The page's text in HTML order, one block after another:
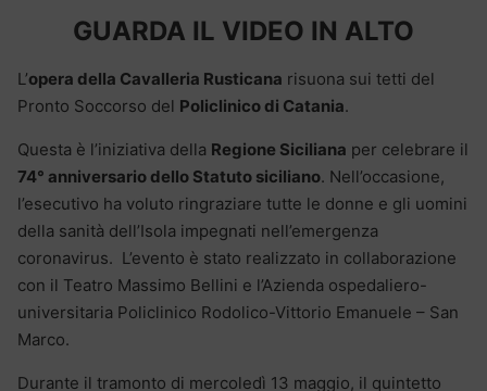
GUARDA IL VIDEO IN ALTO
L’opera della Cavalleria Rusticana risuona sui tetti del
Pronto Soccorso del Policlinico di Catania.
Questa è l’iniziativa della Regione Siciliana per celebrare il
74° anniversario dello Statuto siciliano. Nell’occasione,
l’esecutivo ha voluto ringraziare tutte le donne e gli uomini
della sanità dell’Isola impegnati nell’emergenza
coronavirus. L’evento è stato realizzato in collaborazione
con il Teatro Massimo Bellini e l’Azienda ospedaliero-
universitaria Policlinico Rodolico-Vittorio Emanuele – San
Marco.
Durante il tramonto di mercoledì 13 maggio, il quintetto